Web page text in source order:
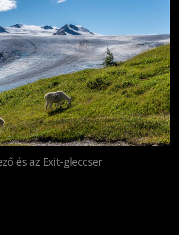
és az Exit-gleccser